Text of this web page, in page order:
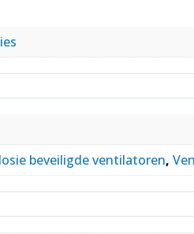
beveiligde ventilatoren,